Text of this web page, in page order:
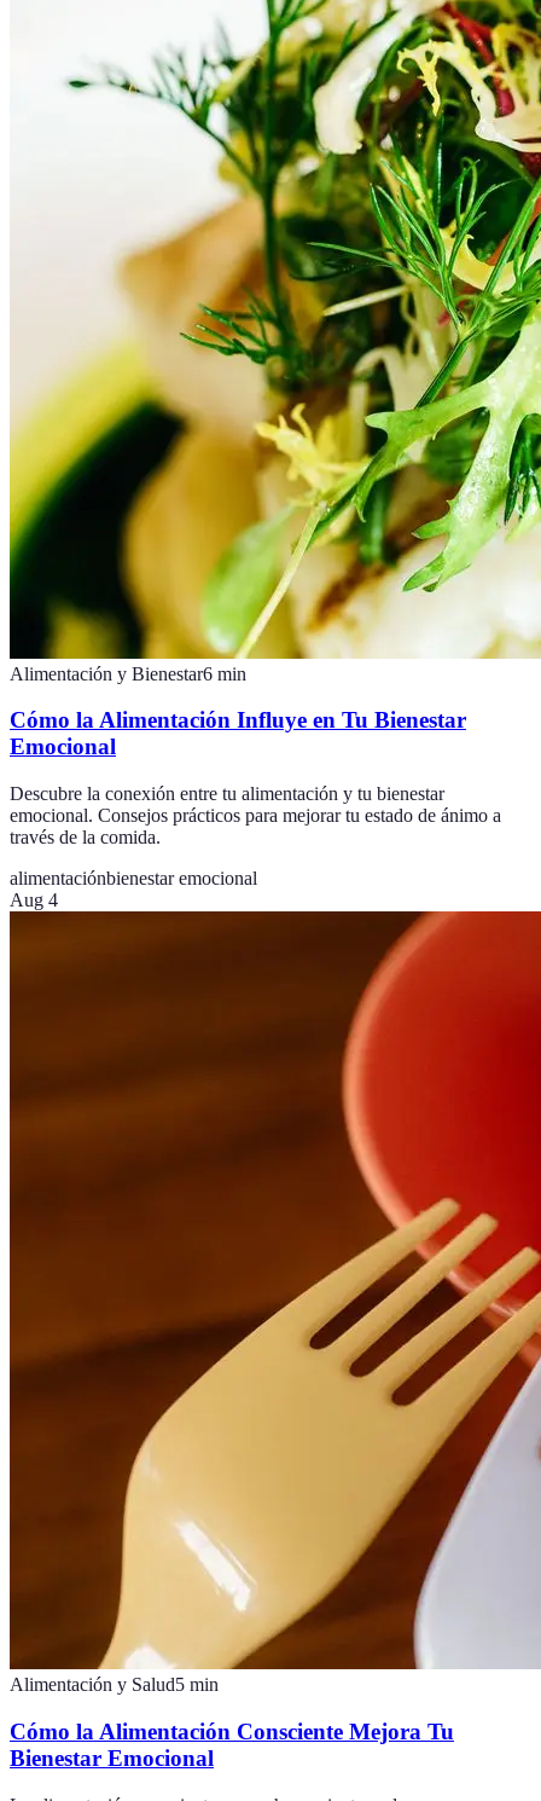
Alimentación y Bienestar6 min
Cómo la Alimentación Influye en Tu Bienestar
Emocional
Descubre la conexión entre tu alimentación y tu bienestar
emocional. Consejos prácticos para mejorar tu estado de ánimo a
través de la comida.
alimentaciónbienestar emocional
Aug 4
Alimentación y Salud5 min
Cómo la Alimentación Consciente Mejora Tu
Bienestar Emocional